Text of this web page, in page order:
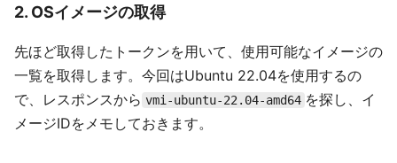
2. OSイメージの取得
先ほど取得したトークンを用いて、使用可能なイメージの
一覧を取得します。今回はUbuntu 22.04を使用するの
で、レスポンスから vmi-ubuntu-22.04-amd64 を探し、イ
メージIDをメモしておきます。